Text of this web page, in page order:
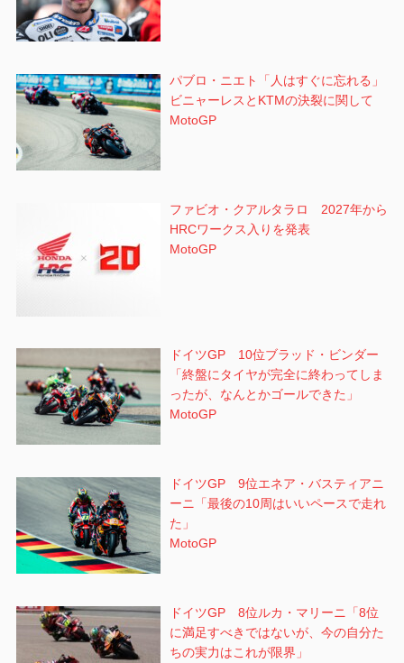
パブロ・ニエト「人はすぐに忘れる」
ビニャーレスとKTMの決裂に関して
MotoGP
ファビオ・クアルタラロ 2027年から
HRCワークス入りを発表
MotoGP
ドイツGP 10位ブラッド・ビンダー
「終盤にタイヤが完全に終わってしま
ったが、なんとかゴールできた」
MotoGP
ドイツGP 9位エネア・バスティアニ
ーニ「最後の10周はいいペースで走れ
た」
MotoGP
ドイツGP 8位ルカ・マリーニ「8位
に満足すべきではないが、今の自分た
ちの実力はこれが限界」